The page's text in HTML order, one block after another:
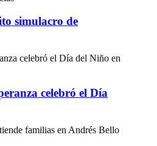
simulacro de
celebró el Día